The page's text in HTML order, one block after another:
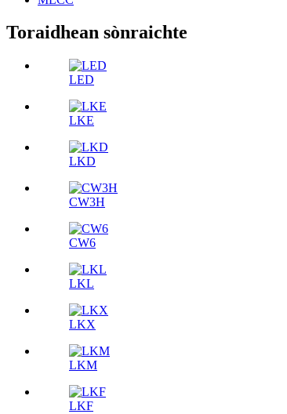
Toraidhean sònraichte
LED
LKE
LKD
CW3H
CW6
LKL
LKX
LKM
LKF